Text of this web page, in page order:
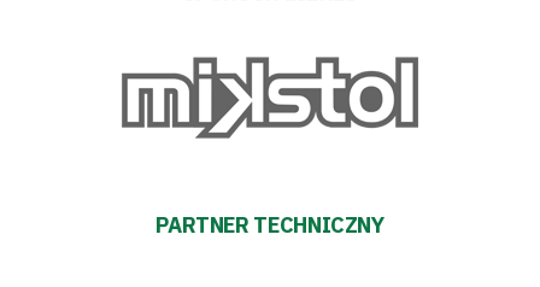
transakcyjnych
PARTNER TECHNICZNY